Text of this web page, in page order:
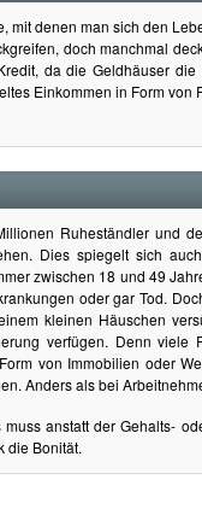
mit denen man sich den
doch manchmal
da die Geldhäuser
Einkommen in Form von
Ruheständler und
Dies spiegelt sich
zwischen 18 und 49
oder gar Tod.
kleinen Häuschen
verfügen. Denn viele
von Immobilien oder
Anders als bei
anstatt der Gehalts-
die Bonität.